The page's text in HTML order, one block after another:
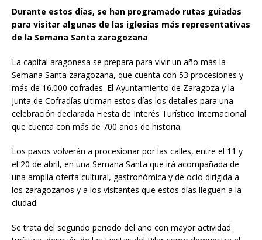
Durante estos días, se han programado rutas guiadas
para visitar algunas de las iglesias más representativas
de la Semana Santa zaragozana
La capital aragonesa se prepara para vivir un año más la
Semana Santa zaragozana, que cuenta con 53 procesiones y
más de 16.000 cofrades. El Ayuntamiento de Zaragoza y la
Junta de Cofradías ultiman estos días los detalles para una
celebración declarada Fiesta de Interés Turístico Internacional
que cuenta con más de 700 años de historia.
Los pasos volverán a procesionar por las calles, entre el 11 y
el 20 de abril, en una Semana Santa que irá acompañada de
una amplia oferta cultural, gastronómica y de ocio dirigida a
los zaragozanos y a los visitantes que estos días lleguen a la
ciudad.
Se trata del segundo periodo del año con mayor actividad